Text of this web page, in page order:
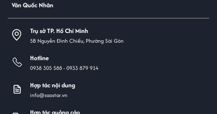
Văn Quốc Nhân
Trụ sở TP. Hồ Chí Minh
5B Nguyễn Đình Chiểu, Phường Sài Gòn
Hotline
0938 305 588 -0933 879 914
Hợp tác nội dung
info@saostar.vn